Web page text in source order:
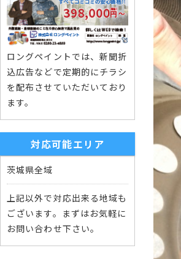
ロングペイントでは、新聞折
込広告などで定期的にチラシ
を配布させていただいており
ます。
対応可能エリア
茨城県全域
上記以外で対応出来る地域も
ございます。まずはお気軽に
お問い合わせ下さい。